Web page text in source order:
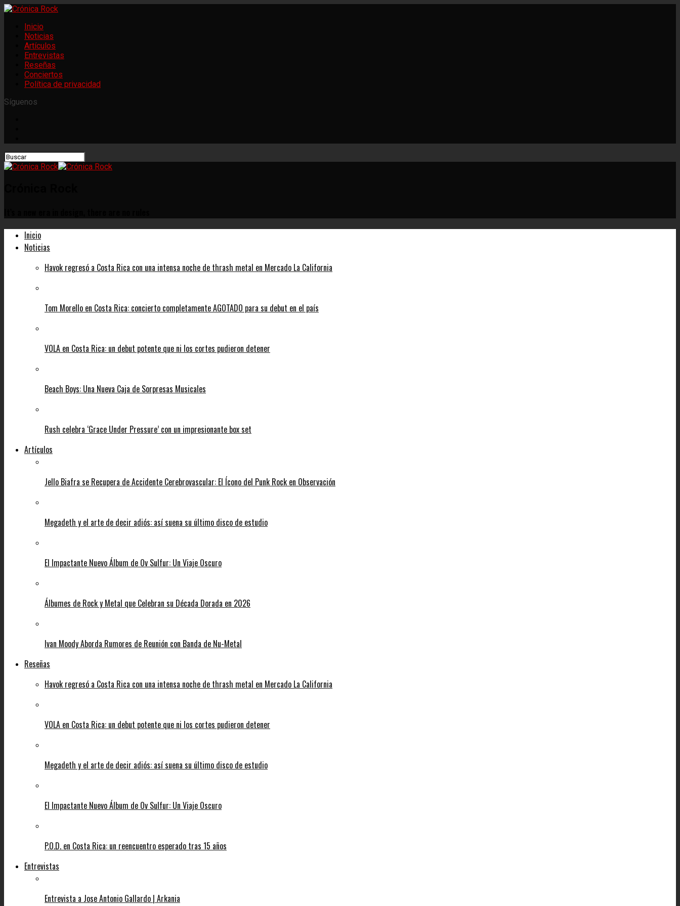
Inicio
Noticias
Artículos
Entrevistas
Reseñas
Conciertos
Política de privacidad
Síguenos
Inicio
Noticias
Havok regresó a Costa Rica con una intensa noche de thrash metal en Mercado La California
Tom Morello en Costa Rica: concierto completamente AGOTADO para su debut en el país
VOLA en Costa Rica: un debut potente que ni los cortes pudieron detener
Beach Boys: Una Nueva Caja de Sorpresas Musicales
Rush celebra ‘Grace Under Pressure’ con un impresionante box set
Artículos
Jello Biafra se Recupera de Accidente Cerebrovascular: El Ícono del Punk Rock en Observación
Megadeth y el arte de decir adiós: así suena su último disco de estudio
El Impactante Nuevo Álbum de Ov Sulfur: Un Viaje Oscuro
Álbumes de Rock y Metal que Celebran su Década Dorada en 2026
Ivan Moody Aborda Rumores de Reunión con Banda de Nu-Metal
Reseñas
Havok regresó a Costa Rica con una intensa noche de thrash metal en Mercado La California
VOLA en Costa Rica: un debut potente que ni los cortes pudieron detener
Megadeth y el arte de decir adiós: así suena su último disco de estudio
El Impactante Nuevo Álbum de Ov Sulfur: Un Viaje Oscuro
P.O.D. en Costa Rica: un reencuentro esperado tras 15 años
Entrevistas
Entrevista a Jose Antonio Gallardo | Arkania